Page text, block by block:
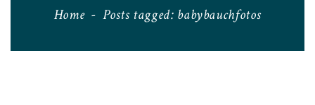
Home - Posts tagged: babybauchfotos